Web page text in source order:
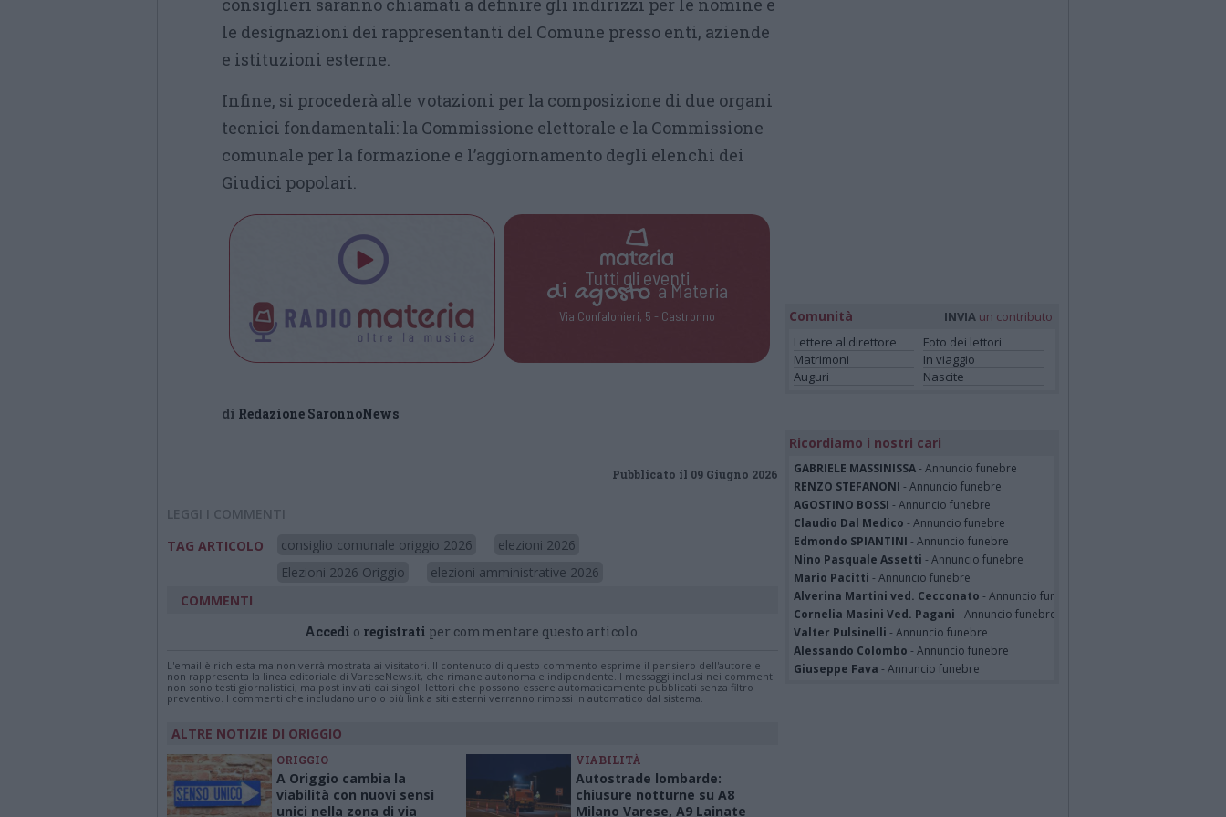
consiglieri saranno chiamati a definire gli indirizzi per le nomine e
le designazioni dei rappresentanti del Comune presso enti, aziende
e istituzioni esterne.
Infine, si procederà alle votazioni per la composizione di due organi
tecnici fondamentali: la Commissione elettorale e la Commissione
comunale per la formazione e l’aggiornamento degli elenchi dei
Giudici popolari.
Tutti gli eventi
di agostoa Materia
Via Confalonieri, 5 - Castronno
di Redazione SaronnoNews
Pubblicato il 09 Giugno 2026
LEGGI I COMMENTI
TAG ARTICOLO
consiglio comunale origgio 2026
elezioni 2026
Elezioni 2026 Origgio
elezioni amministrative 2026
COMMENTI
Accedi o registrati per commentare questo articolo.
L'email è richiesta ma non verrà mostrata ai visitatori. Il contenuto di questo commento esprime il pensiero dell'autore e
non rappresenta la linea editoriale di VareseNews.it, che rimane autonoma e indipendente. I messaggi inclusi nei commenti
non sono testi giornalistici, ma post inviati dai singoli lettori che possono essere automaticamente pubblicati senza filtro
preventivo. I commenti che includano uno o più link a siti esterni verranno rimossi in automatico dal sistema.
ALTRE NOTIZIE DI ORIGGIO
ORIGGIO
A Origgio cambia la
viabilità con nuovi sensi
unici nella zona di via
VIABILITÀ
Autostrade lombarde:
chiusure notturne su A8
Milano Varese, A9 Lainate
Comunità INVIA un contributo
Lettere al direttore
Foto dei lettori
Matrimoni
In viaggio
Auguri
Nascite
Ricordiamo i nostri cari
GABRIELE MASSINISSA- Annuncio funebre
RENZO STEFANONI - Annuncio funebre
AGOSTINO BOSSI - Annuncio funebre
Claudio Dal Medico - Annuncio funebre
Edmondo SPIANTINI - Annuncio funebre
Nino Pasquale Assetti - Annuncio funebre
Mario Pacitti - Annuncio funebre
Alverina Martini ved. Cecconato - Annuncio funebre
Cornelia Masini Ved. Pagani - Annuncio funebre
Valter Pulsinelli - Annuncio funebre
Alessando Colombo - Annuncio funebre
Giuseppe Fava - Annuncio funebre